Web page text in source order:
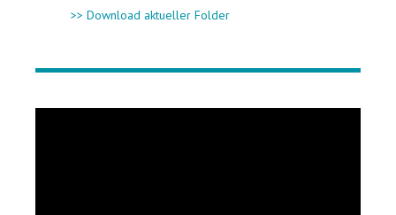
>> Download aktueller Folder